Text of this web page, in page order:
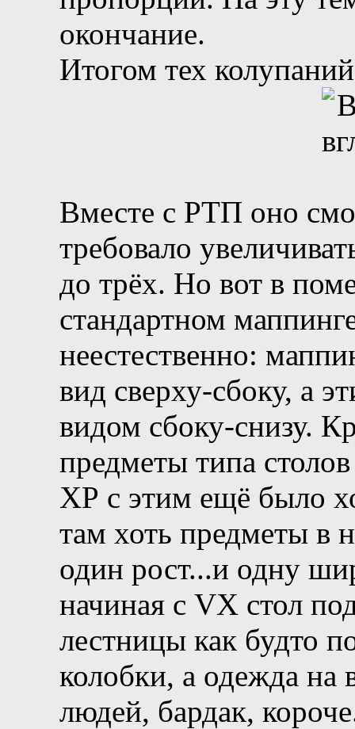
окончание.
Итогом тех
Вместе с РТП оно
требовало
до трёх. Но вот в
стандартном
неестественно:
вид сверху-сбоку, а
видом сбоку-снизу.
предметы типа
ХР с этим ещё было
там хоть предметы в
один рост...и одну
начиная с VX стол
лестницы как будто
колобки, а одежда
людей, бардак,